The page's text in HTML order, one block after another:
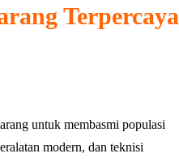
Terpercaya
untuk membasmi populasi
modern, dan teknisi